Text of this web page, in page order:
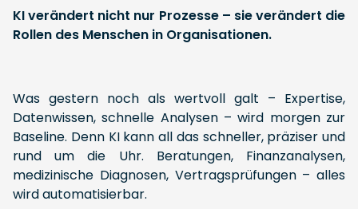
KI verändert nicht nur Prozesse – sie verändert die
Rollen des Menschen in Organisationen.
Was gestern noch als wertvoll galt – Expertise,
Datenwissen, schnelle Analysen – wird morgen zur
Baseline. Denn KI kann all das schneller, präziser und
rund um die Uhr. Beratungen, Finanzanalysen,
medizinische Diagnosen, Vertragsprüfungen – alles
wird automatisierbar.